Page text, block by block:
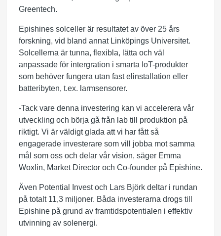
Greentech.
Epishines solceller är resultatet av över 25 års
forskning, vid bland annat Linköpings Universitet.
Solcellerna är tunna, flexibla, lätta och väl
anpassade för intergration i smarta IoT-produkter
som behöver fungera utan fast elinstallation eller
batteribyten, t.ex. larmsensorer.
-Tack vare denna investering kan vi accelerera vår
utveckling och börja gå från lab till produktion på
riktigt. Vi är väldigt glada att vi har fått så
engagerade investerare som vill jobba mot samma
mål som oss och delar vår vision, säger Emma
Woxlin, Market Director och Co-founder på Epishine.
Även Potential Invest och Lars Björk deltar i rundan
på totalt 11,3 miljoner. Båda investerarna drogs till
Epishine på grund av framtidspotentialen i effektiv
utvinning av solenergi.